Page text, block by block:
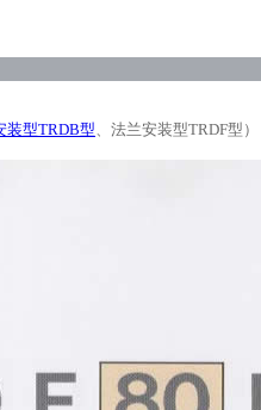
装型TRDB型、法兰安装型TRDF型